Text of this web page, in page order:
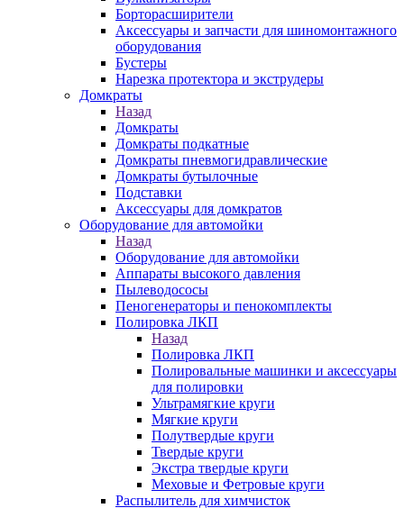
Борторасширители
Аксессуары и запчасти для шиномонтажного
оборудования
Бустеры
Нарезка протектора и экструдеры
Домкраты
Назад
Домкраты
Домкраты подкатные
Домкраты пневмогидравлические
Домкраты бутылочные
Подставки
Аксессуары для домкратов
Оборудование для автомойки
Назад
Оборудование для автомойки
Аппараты высокого давления
Пылеводососы
Пеногенераторы и пенокомплекты
Полировка ЛКП
Назад
Полировка ЛКП
Полировальные машинки и аксессуары
для полировки
Ультрамягкие круги
Мягкие круги
Полутвердые круги
Твердые круги
Экстра твердые круги
Меховые и Фетровые круги
Распылитель для химчисток